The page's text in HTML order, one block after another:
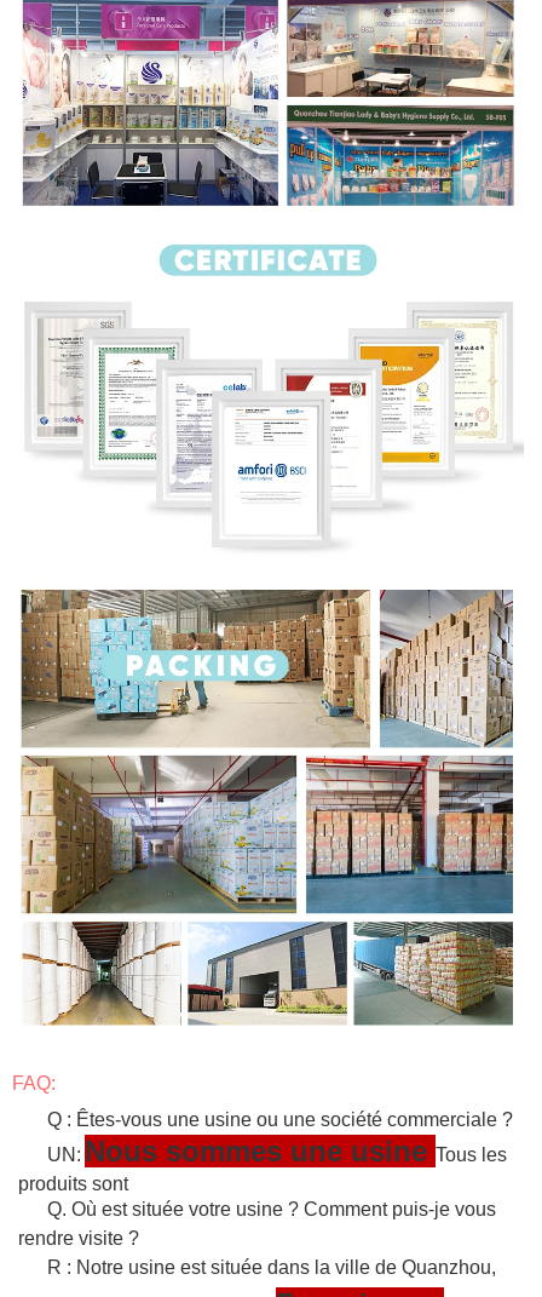
FAQ:
Q : Êtes-vous une usine ou une société commerciale ?
UN: Nous sommes une usine Tous les
produits sont
Q. Où est située votre usine ? Comment puis-je vous
rendre visite ?
R : Notre usine est située dans la ville de Quanzhou,